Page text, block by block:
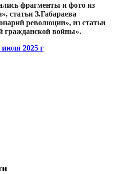
фрагменты и фото из
статьи З.Габараева
революции», из статьи
гражданской войны».
2025 г